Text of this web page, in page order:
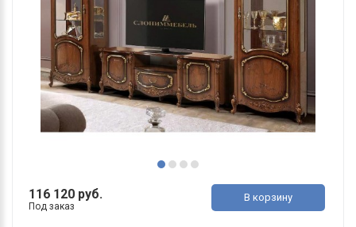
116 120 руб.
Под заказ
В корзину